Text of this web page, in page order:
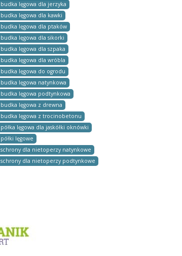
budka lęgowa dla jerzyka
budka lęgowa dla kawki
budka lęgowa dla ptaków
budka lęgowa dla sikorki
budka lęgowa dla szpaka
budka lęgowa dla wróbla
budka lęgowa do ogrodu
budka lęgowa natynkowa
budka lęgowa podtynkowa
budka lęgowa z drewna
budka lęgowa z trocinobetonu
półka lęgowa dla jaskółki oknówki
półki lęgowe
schrony dla nietoperzy natynkowe
schrony dla nietoperzy podtynkowe